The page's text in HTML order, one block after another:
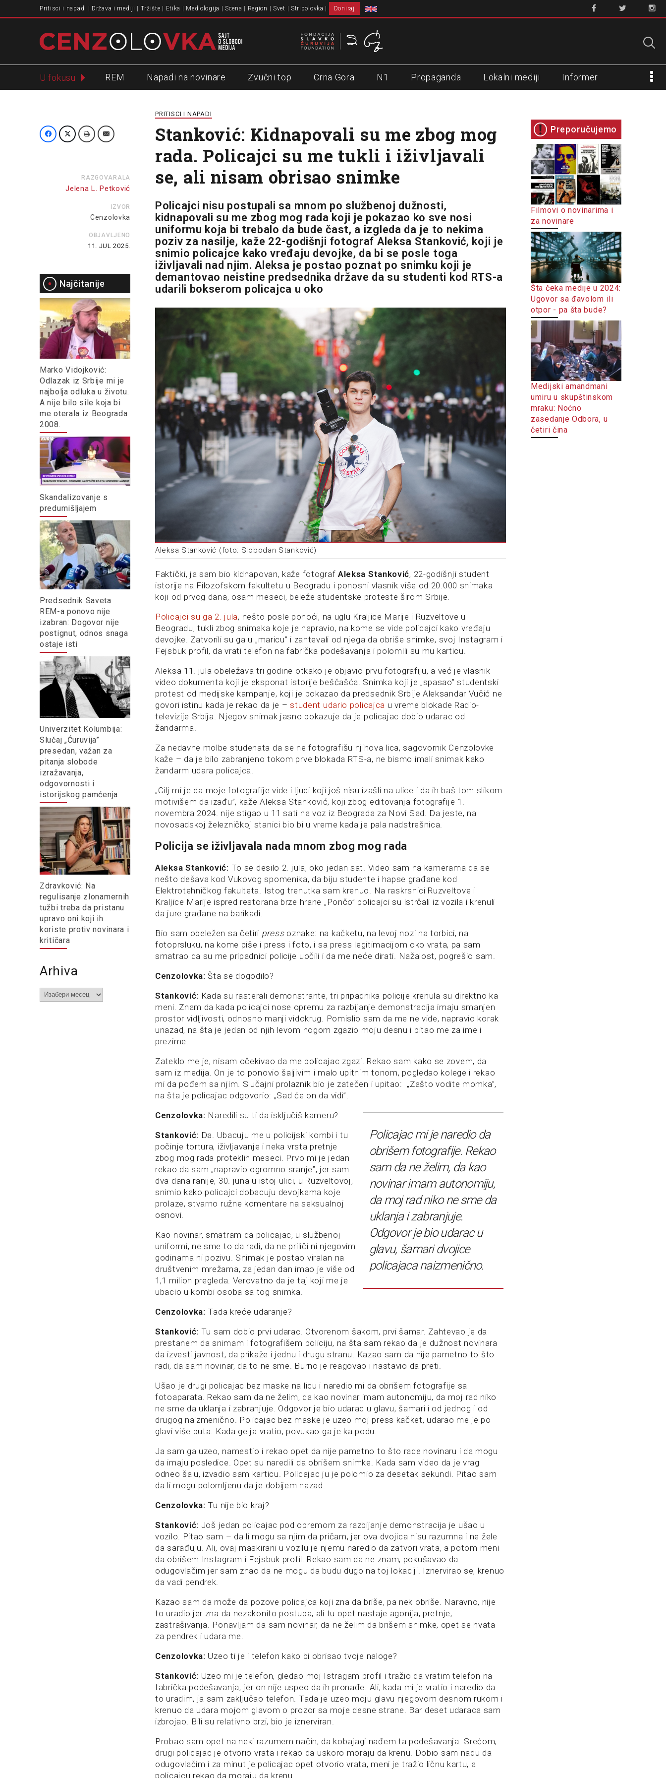
Pritisci i napadi Država i mediji Tržište Etika Mediologija Scena Region Svet Stripolovka Doniraj
U fokusu REM Napadi na novinare Zvučni top Crna Gora N1 Propaganda Lokalni mediji Informer
RAZGOVARALA
Jelena L. Petković
IZVOR
Cenzolovka
OBJAVLJENO
11. JUL 2025.
Najčitanije
Marko Vidojković:
Odlazak iz Srbije mi je
najbolja odluka u životu.
A nije bilo sile koja bi
me oterala iz Beograda
2008.
Skandalizovanje s
predumišljajem
Predsednik Saveta
REM-a ponovo nije
izabran: Dogovor nije
postignut, odnos snaga
ostaje isti
Univerzitet Kolumbija:
Slučaj „Ćuruvija”
presedan, važan za
pitanja slobode
izražavanja,
odgovornosti i
istorijskog pamćenja
Zdravković: Na
regulisanje zlonamernih
tužbi treba da pristanu
upravo oni koji ih
koriste protiv novinara i
kritičara
Arhiva
Arhiva
PRITISCI I NAPADI
Stanković: Kidnapovali su me zbog mog
rada. Policajci su me tukli i iživljavali
se, ali nisam obrisao snimke
Policajci nisu postupali sa mnom po službenoj dužnosti,
kidnapovali su me zbog mog rada koji je pokazao ko sve nosi
uniformu koja bi trebalo da bude čast, a izgleda da je to nekima
poziv za nasilje, kaže 22-godišnji fotograf Aleksa Stanković, koji je
snimio policajce kako vređaju devojke, da bi se posle toga
iživljavali nad njim. Aleksa je postao poznat po snimku koji je
demantovao neistine predsednika države da su studenti kod RTS-a
udarili bokserom policajca u oko
Aleksa Stanković (foto: Slobodan Stanković)
Faktički, ja sam bio kidnapovan, kaže fotograf Aleksa Stanković, 22-godišnji student
istorije na Filozofskom fakultetu u Beogradu i ponosni vlasnik više od 20.000 snimaka
koji od prvog dana, osam meseci, beleže studentske proteste širom Srbije.
Policajci su ga 2. jula, nešto posle ponoći, na uglu Kraljice Marije i Ruzveltove u
Beogradu, tukli zbog snimaka koje je napravio, na kome se vide policajci kako vređaju
devojke. Zatvorili su ga u „maricu” i zahtevali od njega da obriše snimke, svoj Instagram i
Fejsbuk profil, da vrati telefon na fabrička podešavanja i polomili su mu karticu.
Aleksa 11. jula obeležava tri godine otkako je objavio prvu fotografiju, a već je vlasnik
video dokumenta koji je eksponat istorije beščašća. Snimka koji je „spasao” studentski
protest od medijske kampanje, koji je pokazao da predsednik Srbije Aleksandar Vučić ne
govori istinu kada je rekao da je –student udario policajca u vreme blokade Radio-
televizije Srbija. Njegov snimak jasno pokazuje da je policajac dobio udarac od
žandarma.
Za nedavne molbe studenata da se ne fotografišu njihova lica, sagovornik Cenzolovke
kaže – da je bilo zabranjeno tokom prve blokada RTS-a, ne bismo imali snimak kako
žandarm udara policajca.
„Cilj mi je da moje fotografije vide i ljudi koji još nisu izašli na ulice i da ih baš tom slikom
motivišem da izađu”, kaže Aleksa Stanković, koji zbog editovanja fotografije 1.
novembra 2024. nije stigao u 11 sati na voz iz Beograda za Novi Sad. Da jeste, na
novosadskoj železničkoj stanici bio bi u vreme kada je pala nadstrešnica.
Policija se iživljavala nada mnom zbog mog rada
Aleksa Stanković: To se desilo 2. jula, oko jedan sat. Video sam na kamerama da se
nešto dešava kod Vukovog spomenika, da biju studente i hapse građane kod
Elektrotehničkog fakulteta. Istog trenutka sam krenuo. Na raskrsnici Ruzveltove i
Kraljice Marije ispred restorana brze hrane „Pončo” policajci su istrčali iz vozila i krenuli
da jure građane na barikadi.
Bio sam obeležen sa četiri pressoznake: na kačketu, na levoj nozi na torbici, na
fotoprsluku, na kome piše i press i foto, i sa press legitimacijom oko vrata, pa sam
smatrao da su me pripadnici policije uočili i da me neće dirati. Nažalost, pogrešio sam.
Cenzolovka: Šta se dogodilo?
Stanković: Kada su rasterali demonstrante, tri pripadnika policije krenula su direktno ka
meni. Znam da kada policajci nose opremu za razbijanje demonstracija imaju smanjen
prostor vidljivosti, odnosno manji vidokrug. Pomislio sam da me ne vide, napravio korak
unazad, na šta je jedan od njih levom nogom zgazio moju desnu i pitao me za ime i
prezime.
Zateklo me je, nisam očekivao da me policajac zgazi. Rekao sam kako se zovem, da
sam iz medija. On je to ponovio šaljivim i malo upitnim tonom, pogledao kolege i rekao
mi da pođem sa njim. Slučajni prolaznik bio je zatečen i upitao: „Zašto vodite momka”,
na šta je policajac odgovorio: „Sad će on da vidi”.
Policajac mi je naredio da
obrišem fotografije. Rekao
sam da ne želim, da kao
novinar imam autonomiju,
da moj rad niko ne sme da
uklanja i zabranjuje.
Odgovor je bio udarac u
glavu, šamari dvojice
policajaca naizmenično.
Cenzolovka: Naredili su ti da isključiš kameru?
Stanković: Da. Ubacuju me u policijski kombi i tu
počinje tortura, iživljavanje i neka vrsta pretnje
zbog mog rada proteklih meseci. Prvo mi je jedan
rekao da sam „napravio ogromno sranje”, jer sam
dva dana ranije, 30. juna u istoj ulici, u Ruzveltovoj,
snimio kako policajci dobacuju devojkama koje
prolaze, stvarno ružne komentare na seksualnoj
osnovi.
Kao novinar, smatram da policajac, u službenoj
uniformi, ne sme to da radi, da ne priliči ni njegovim
godinama ni pozivu. Snimak je postao viralan na
društvenim mrežama, za jedan dan imao je više od
1,1 milion pregleda. Verovatno da je taj koji me je
ubacio u kombi osoba sa tog snimka.
Cenzolovka: Tada kreće udaranje?
Stanković: Tu sam dobio prvi udarac. Otvorenom šakom, prvi šamar. Zahtevao je da
prestanem da snimam i fotografišem policiju, na šta sam rekao da je dužnost novinara
da izvesti javnost, da prikaže i jednu i drugu stranu. Kazao sam da nije pametno to što
radi, da sam novinar, da to ne sme. Burno je reagovao i nastavio da preti.
Ušao je drugi policajac bez maske na licu i naredio mi da obrišem fotografije sa
fotoaparata. Rekao sam da ne želim, da kao novinar imam autonomiju, da moj rad niko
ne sme da uklanja i zabranjuje. Odgovor je bio udarac u glavu, šamari i od jednog i od
drugog naizmenično. Policajac bez maske je uzeo moj press kačket, udarao me je po
glavi više puta. Kada ge ja vratio, povukao ga je ka podu.
Ja sam ga uzeo, namestio i rekao opet da nije pametno to što rade novinaru i da mogu
da imaju posledice. Opet su naredili da obrišem snimke. Kada sam video da je vrag
odneo šalu, izvadio sam karticu. Policajac ju je polomio za desetak sekundi. Pitao sam
da li mogu polomljenu da je dobijem nazad.
Cenzolovka: Tu nije bio kraj?
Stanković: Još jedan policajac pod opremom za razbijanje demonstracija je ušao u
vozilo. Pitao sam – da li mogu sa njim da pričam, jer ova dvojica nisu razumna i ne žele
da sarađuju. Ali, ovaj maskirani u vozilu je njemu naredio da zatvori vrata, a potom meni
da obrišem Instagram i Fejsbuk profil. Rekao sam da ne znam, pokušavao da
odugovlačim jer sam znao da ne mogu da budu dugo na toj lokaciji. Iznervirao se, krenuo
da vadi pendrek.
Kazao sam da može da pozove policajca koji zna da briše, pa nek obriše. Naravno, nije
to uradio jer zna da nezakonito postupa, ali tu opet nastaje agonija, pretnje,
zastrašivanja. Ponavljam da sam novinar, da ne želim da brišem snimke, opet se hvata
za pendrek i udara me.
Cenzolovka: Uzeo ti je i telefon kako bi obrisao tvoje naloge?
Stanković: Uzeo mi je telefon, gledao moj Istragam profil i tražio da vratim telefon na
fabrička podešavanja, jer on nije uspeo da ih pronađe. Ali, kada mi je vratio i naredio da
to uradim, ja sam zaključao telefon. Tada je uzeo moju glavu njegovom desnom rukom i
krenuo da udara mojom glavom o prozor sa moje desne strane. Bar deset udaraca sam
izbrojao. Bili su relativno brzi, bio je iznerviran.
Probao sam opet na neki razumem način, da kobajagi nađem ta podešavanja. Srećom,
drugi policajac je otvorio vrata i rekao da uskoro moraju da krenu. Dobio sam nadu da
odugovlačim i za minut je policajac opet otvorio vrata, meni je tražio ličnu kartu, a
policajcu rekao da moraju da krenu.
Preporučujemo
Filmovi o novinarima i
za novinare
Šta čeka medije u 2024:
Ugovor sa đavolom ili
otpor - pa šta bude?
Medijski amandmani
umiru u skupštinskom
mraku: Noćno
zasedanje Odbora, u
četiri čina